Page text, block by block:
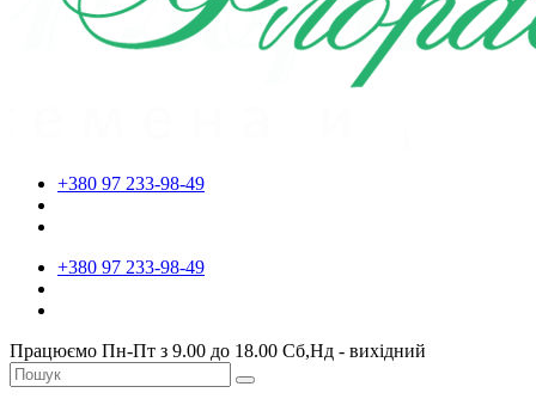
+380 97 233-98-49
+380 97 233-98-49
Працюємо Пн-Пт з 9.00 до 18.00 Сб,Нд - вихідний